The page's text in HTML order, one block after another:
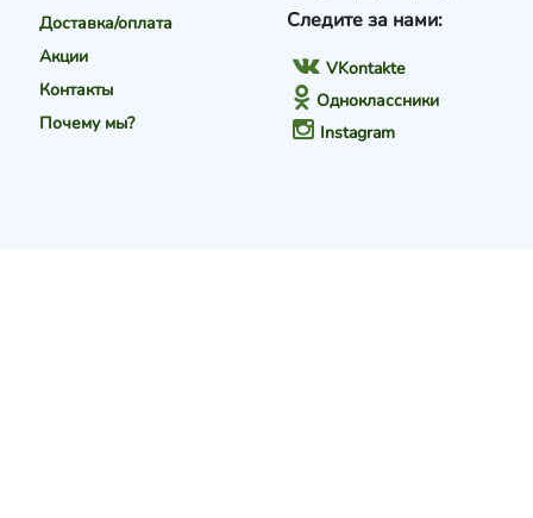
Доставка/оплата
Акции
Контакты
Почему мы?
Следите за нами:
VKontakte
Одноклассники
Instagram